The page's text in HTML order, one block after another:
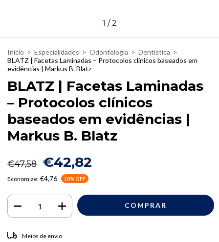
1 /2
Início > Especialidades > Odontologia > Dentística >
BLATZ | Facetas Laminadas – Protocolos clínicos baseados em
evidências | Markus B. Blatz
BLATZ | Facetas Laminadas
– Protocolos clínicos
baseados em evidências |
Markus B. Blatz
€47,58 €42,82
Economize: €4,76 10% OFF
Entregas para o CEP:
Meios de envio